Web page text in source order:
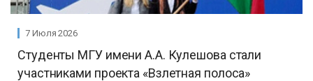
7 Июля 2026
Студенты МГУ имени А.А. Кулешова стали
участниками проекта «Взлетная полоса»